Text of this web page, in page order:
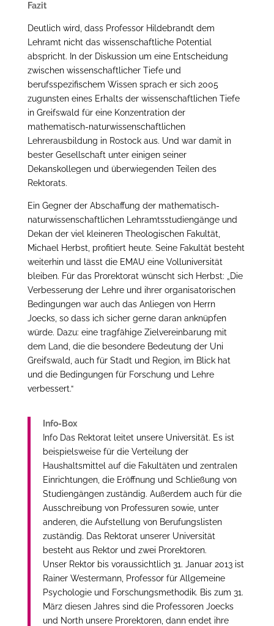
Fazit
Deutlich wird, dass Professor Hildebrandt dem
Lehramt nicht das wissenschaftliche Potential
abspricht. In der Diskussion um eine Entscheidung
zwischen wissenschaftlicher Tiefe und
berufsspezifischem Wissen sprach er sich 2005
zugunsten eines Erhalts der wissenschaftlichen Tiefe
in Greifswald für eine Konzentration der
mathematisch-naturwissenschaftlichen
Lehrerausbildung in Rostock aus. Und war damit in
bester Gesellschaft unter einigen seiner
Dekanskollegen und überwiegenden Teilen des
Rektorats.
Ein Gegner der Abschaffung der mathematisch-
naturwissenschaftlichen Lehramtsstudiengänge und
Dekan der viel kleineren Theologischen Fakultät,
Michael Herbst, profitiert heute. Seine Fakultät besteht
weiterhin und lässt die EMAU eine Volluniversität
bleiben. Für das Prorektorat wünscht sich Herbst: „Die
Verbesserung der Lehre und ihrer organisatorischen
Bedingungen war auch das Anliegen von Herrn
Joecks, so dass ich sicher gerne daran anknüpfen
würde. Dazu: eine tragfähige Zielvereinbarung mit
dem Land, die die besondere Bedeutung der Uni
Greifswald, auch für Stadt und Region, im Blick hat
und die Bedingungen für Forschung und Lehre
verbessert.“
Info-Box
Info Das Rektorat leitet unsere Universität. Es ist
beispielsweise für die Verteilung der
Haushaltsmittel auf die Fakultäten und zentralen
Einrichtungen, die Eröffnung und Schließung von
Studiengängen zuständig. Außerdem auch für die
Ausschreibung von Professuren sowie, unter
anderen, die Aufstellung von Berufungslisten
zuständig. Das Rektorat unserer Universität
besteht aus Rektor und zwei Prorektoren.
Unser Rektor bis voraussichtlich 31. Januar 2013 ist
Rainer Westermann, Professor für Allgemeine
Psychologie und Forschungsmethodik. Bis zum 31.
März diesen Jahres sind die Professoren Joecks
und North unsere Prorektoren, dann endet ihre